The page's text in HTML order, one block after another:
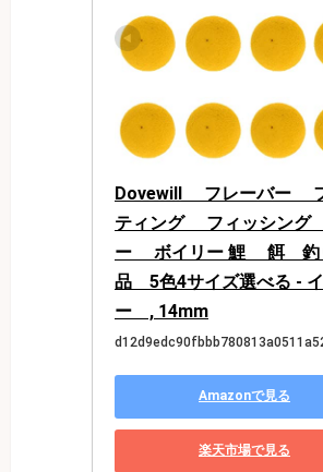
Dovewill 　フレーバー 　
ティング 　フィッシング
ー 　ボイリー 鯉　 餌　釣
品　5色4サイズ選べる -
ー　, 14mm
Amazonで見る
楽天市場で見る